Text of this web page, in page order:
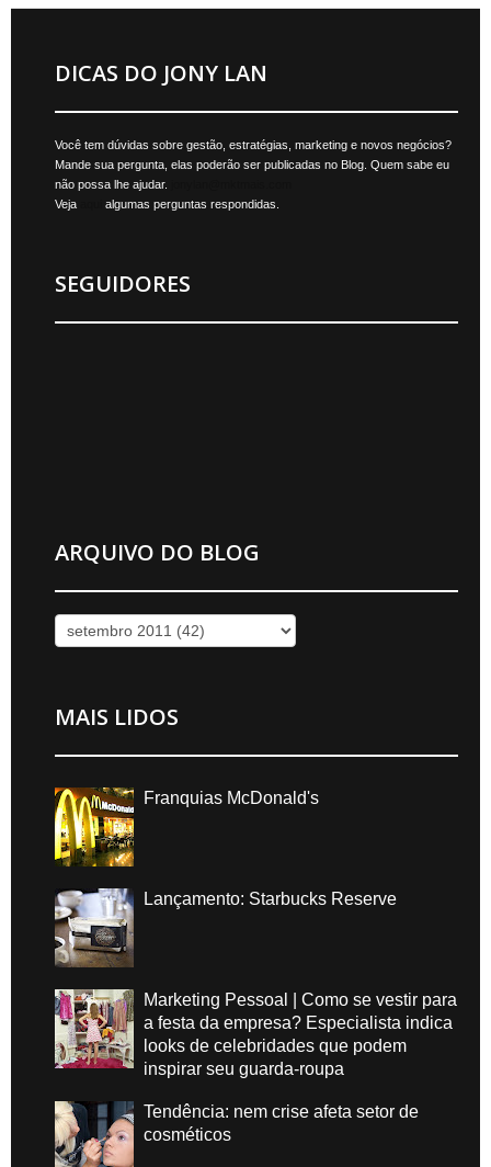
DICAS DO JONY LAN
Você tem dúvidas sobre gestão, estratégias, marketing e novos negócios?
Mande sua pergunta, elas poderão ser publicadas no Blog. Quem sabe eu
não possa lhe ajudar.
Veja
algumas perguntas respondidas.
SEGUIDORES
ARQUIVO DO BLOG
MAIS LIDOS
Franquias McDonald's
Lançamento: Starbucks Reserve
Marketing Pessoal | Como se vestir para
a festa da empresa? Especialista indica
looks de celebridades que podem
inspirar seu guarda-roupa
Tendência: nem crise afeta setor de
cosméticos